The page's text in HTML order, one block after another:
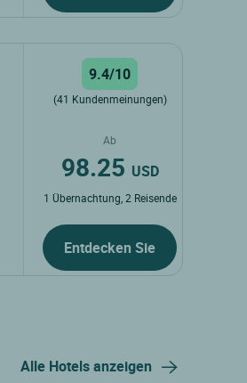
9.4/10
(41 Kundenmeinungen)
Ab
98.25 USD
1 Übernachtung, 2 Reisende
Entdecken Sie
Alle Hotels anzeigen